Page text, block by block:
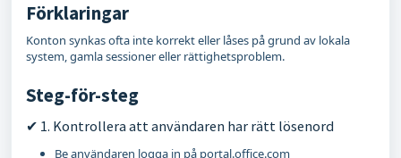
Förklaringar
Konton synkas ofta inte korrekt eller låses på grund av lokala
system, gamla sessioner eller rättighetsproblem.
Steg-för-steg
✔ 1. Kontrollera att användaren har rätt lösenord
Be användaren logga in på portal.office.com